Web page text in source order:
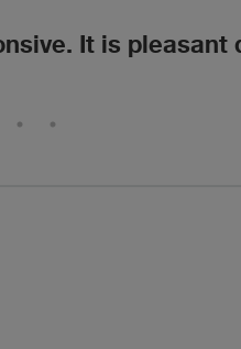
It is pleasant